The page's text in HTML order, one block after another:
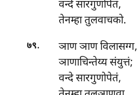
वन्दे सारगुणोपेतं,
तेनम्हा तुलवाचको.
७९. ञाणञाण विलासग्ग,
ञाणाचिन्तेय्य संयुत्तं;
वन्दे सारगुणोपेतं,